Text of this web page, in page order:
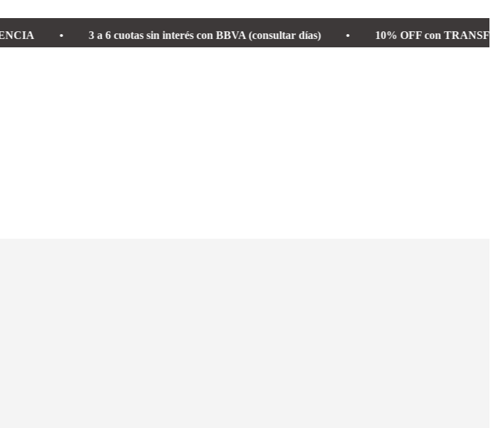
• 3 a 6 cuotas sin interés con BBVA (consultar días) • 10% OFF con TRANSFERENCIA